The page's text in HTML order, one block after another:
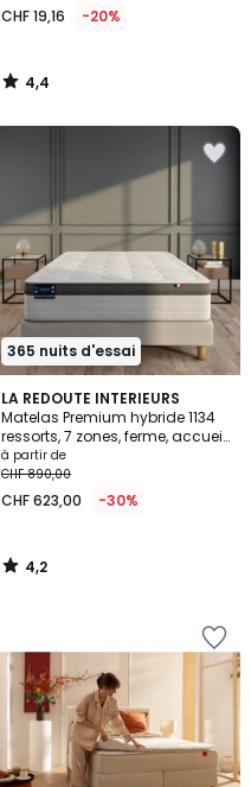
CHF 19,16 -20%
4,4
/
365 nuits d'essai
LA REDOUTE INTERIEURS
Matelas Premium hybride 1134
ressorts, 7 zones, ferme, accueil
mémoire de forme
à partir de
CHF 890,00
CHF 623,00 -30%
4,2
/ 5
4,2
/